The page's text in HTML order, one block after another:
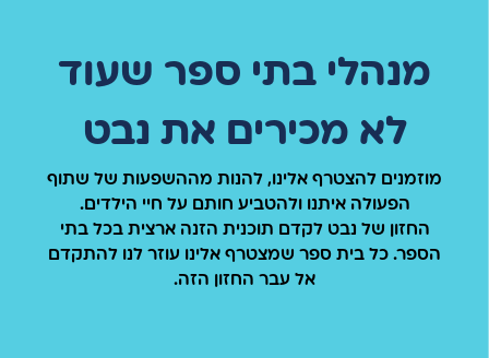
מנהלי בתי ספר שעוד
לא מכירים את נבט
מוזמנים להצטרף אלינו, להנות מההשפעות של שתוף
הפעולה איתנו ולהטביע חותם על חיי הילדים.
החזון של נבט לקדם תוכנית הזנה ארצית בכל בתי
הספר. כל בית ספר שמצטרף אלינו עוזר לנו להתקדם
אל עבר החזון הזה.